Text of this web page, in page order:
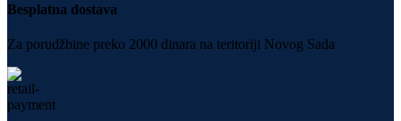
Besplatna dostava
Za porudžbine preko 2000 dinara na teritoriji Novog Sada